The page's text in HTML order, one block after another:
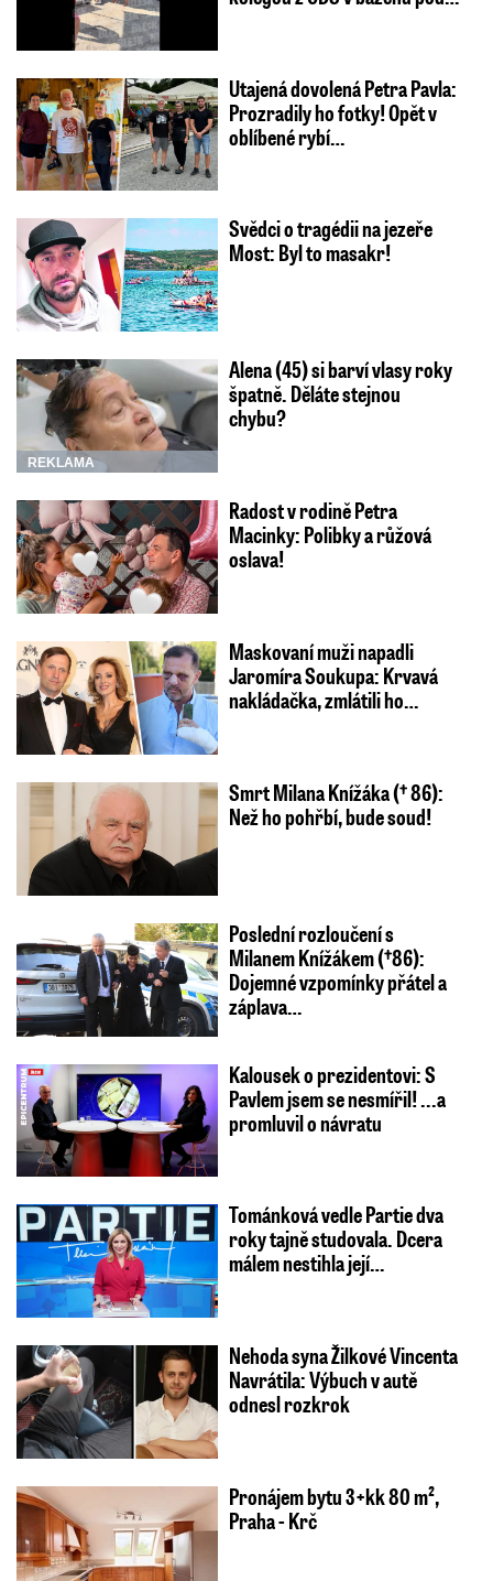
Utajená dovolená Petra Pavla:
Prozradily ho fotky! Opět v
oblíbené rybí…
Svědci o tragédii na jezeře
Most: Byl to masakr!
REKLAMA
Alena (45) si barví vlasy roky
špatně. Děláte stejnou
chybu?
Radost v rodině Petra
Macinky: Polibky a růžová
oslava!
Maskovaní muži napadli
Jaromíra Soukupa: Krvavá
nakládačka, zmlátili ho…
Smrt Milana Knížáka († 86):
Než ho pohřbí, bude soud!
Poslední rozloučení s
Milanem Knížákem (†86):
Dojemné vzpomínky přátel a
záplava…
Kalousek o prezidentovi: S
Pavlem jsem se nesmířil! ...a
promluvil o návratu
Tománková vedle Partie dva
roky tajně studovala. Dcera
málem nestihla její…
Nehoda syna Žilkové Vincenta
Navrátila: Výbuch v autě
odnesl rozkrok
Pronájem bytu 3+kk 80 m²,
Praha - Krč